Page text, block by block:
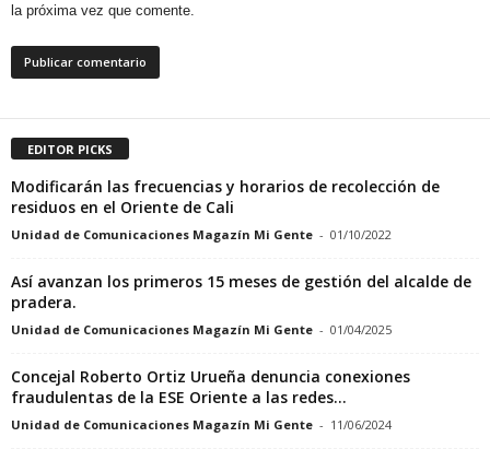
la próxima vez que comente.
EDITOR PICKS
Modificarán las frecuencias y horarios de recolección de
residuos en el Oriente de Cali
Unidad de Comunicaciones Magazín Mi Gente - 01/10/2022
Así avanzan los primeros 15 meses de gestión del alcalde de
pradera.
Unidad de Comunicaciones Magazín Mi Gente - 01/04/2025
Concejal Roberto Ortiz Urueña denuncia conexiones
fraudulentas de la ESE Oriente a las redes...
Unidad de Comunicaciones Magazín Mi Gente - 11/06/2024